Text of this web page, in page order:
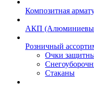
Композитная
АКП
Розничный
Очки
Стаканы